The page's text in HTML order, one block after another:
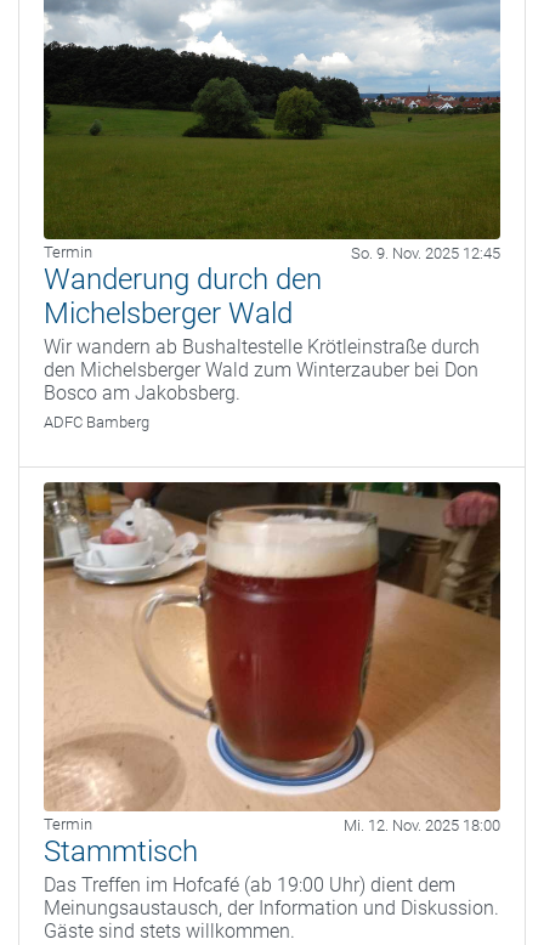
Termin So. 9. Nov. 2025 12:45
Wanderung durch den
Michelsberger Wald
Wir wandern ab Bushaltestelle Krötleinstraße durch
den Michelsberger Wald zum Winterzauber bei Don
Bosco am Jakobsberg.
ADFC Bamberg
Termin Mi. 12. Nov. 2025 18:00
Stammtisch
Das Treffen im Hofcafé (ab 19:00 Uhr) dient dem
Meinungsaustausch, der Information und Diskussion.
Gäste sind stets willkommen.